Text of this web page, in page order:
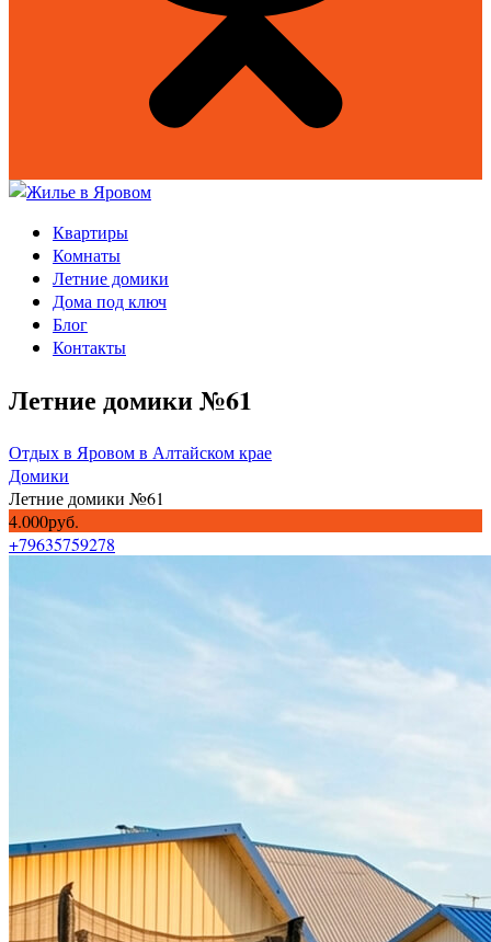
Квартиры
Комнаты
Летние домики
Дома под ключ
Блог
Контакты
Летние домики №61
Отдых в Яровом в Алтайском крае
Домики
Летние домики №61
4.000руб.
+79635759278